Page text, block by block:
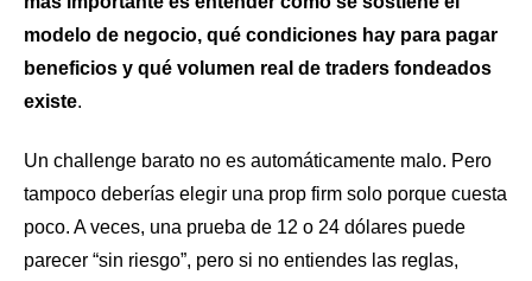
modelo de negocio, qué condiciones hay para pagar
beneficios y qué volumen real de traders fondeados
existe.
Un challenge barato no es automáticamente malo. Pero
tampoco deberías elegir una prop firm solo porque cuesta
poco. A veces, una prueba de 12 o 24 dólares puede
parecer “sin riesgo”, pero si no entiendes las reglas,